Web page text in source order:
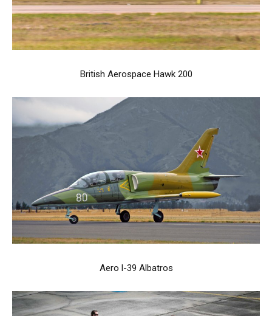
British Aerospace Hawk 200
Aero l-39 Albatros